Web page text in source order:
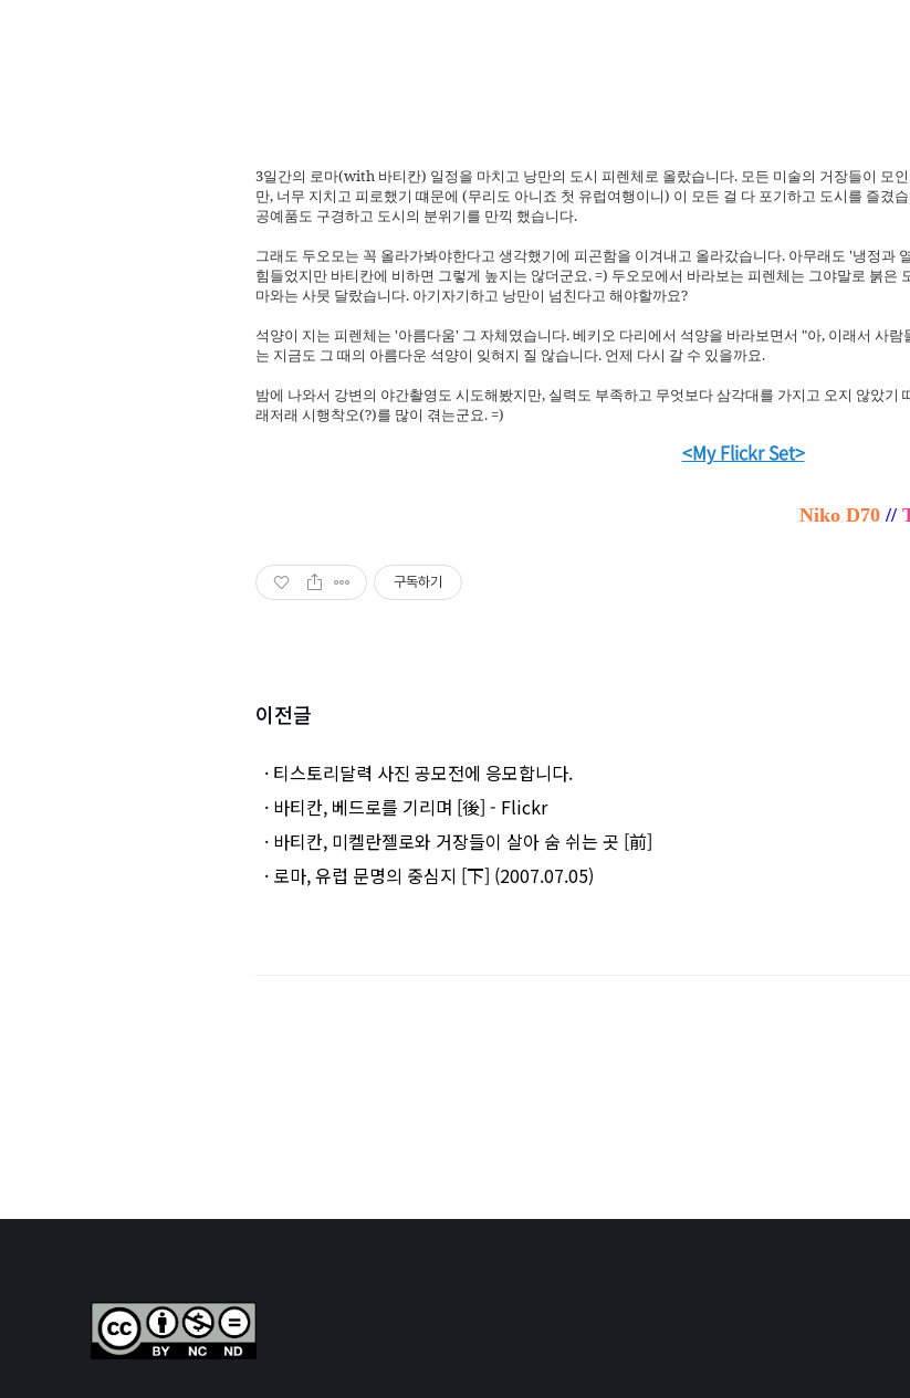
3일간의 로마(with 바티칸) 일정을 마치고 낭만의 도시 피렌체로 올랐습니다. 모든 미술의 거장들이 모
만, 너무 지치고 피로했기 떄문에 (무리도 아니죠 첫 유럽여행이니) 이 모든 걸 다 포기하고 도시를 즐겼
공예품도 구경하고 도시의 분위기를 만끽 했습니다.
그래도 두오모는 꼭 올라가봐야한다고 생각했기에 피곤함을 이겨내고 올라갔습니다. 아무래도 '냉정과
힘들었지만 바티칸에 비하면 그렇게 높지는 않더군요. =) 두오모에서 바라보는 피렌체는 그야말로 붉은
마와는 사뭇 달랐습니다. 아기자기하고 낭만이 넘친다고 해야할까요?
석양이 지는 피렌체는 '아름다움' 그 자체였습니다. 베키오 다리에서 석양을 바라보면서 "아, 이래서 사
는 지금도 그 때의 아름다운 석양이 잊혀지 질 않습니다. 언제 다시 갈 수 있을까요.
밤에 나와서 강변의 야간촬영도 시도해봤지만, 실력도 부족하고 무엇보다 삼각대를 가지고 오지 않았기
래저래 시행착오(?)를 많이 겪는군요. =)
<My Flickr Set>
Niko D70 //
구독하기
이전글
· 티스토리달력 사진 공모전에 응모합니다.
· 바티칸, 베드로를 기리며 [後] - Flickr
· 바티칸, 미켈란젤로와 거장들이 살아 숨 쉬는 곳 [前]
· 로마, 유럽 문명의 중심지 [下] (2007.07.05)